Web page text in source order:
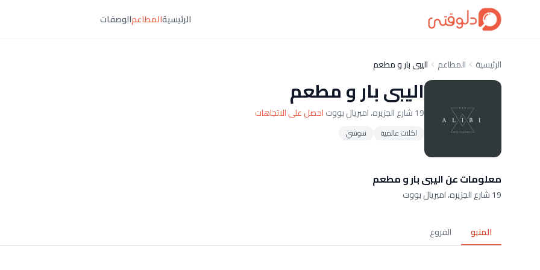
الرئيسيةالمطاعمالوصفات
الرئيسية المطاعم اليبى بار و مطعم
اليبى بار و مطعم
19 شارع الجزيره، امبريال بووت احصل على الاتجاهات
اكلات عالمية سوشي
معلومات عن اليبى بار و مطعم
19 شارع الجزيره، امبريال بووت
المنيو الفروع